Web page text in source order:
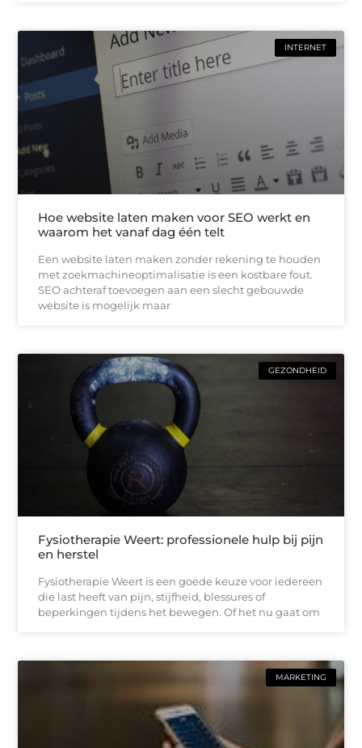
INTERNET
Hoe website laten maken voor SEO werkt en
waarom het vanaf dag één telt
Een website laten maken zonder rekening te houden
met zoekmachineoptimalisatie is een kostbare fout.
SEO achteraf toevoegen aan een slecht gebouwde
website is mogelijk maar
GEZONDHEID
Fysiotherapie Weert: professionele hulp bij pijn
en herstel
Fysiotherapie Weert is een goede keuze voor iedereen
die last heeft van pijn, stijfheid, blessures of
beperkingen tijdens het bewegen. Of het nu gaat om
MARKETING